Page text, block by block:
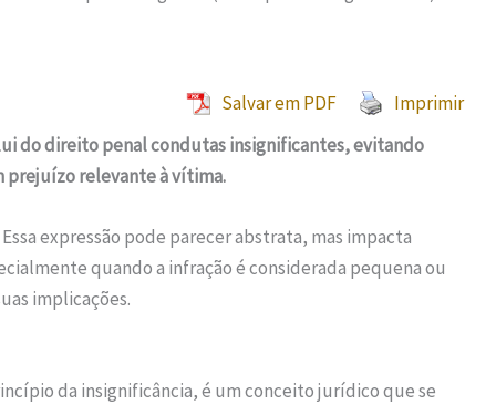
Salvar em PDF
Imprimir
do direito penal condutas insignificantes, evitando
prejuízo relevante à vítima.
Essa expressão pode parecer abstrata, mas impacta
quando a infração é considerada pequena ou
implicações.
da insignificância, é um conceito jurídico que se